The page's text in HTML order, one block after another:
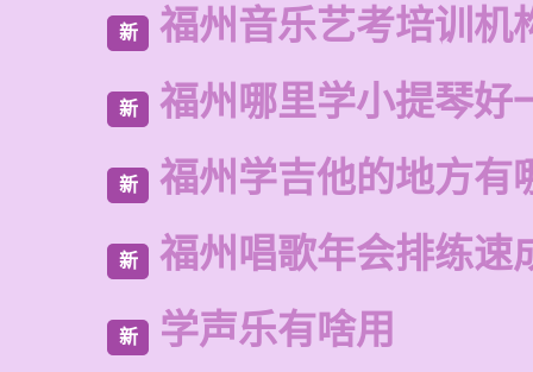
新 福州音乐艺考培训机
新 福州哪里学小提琴好
新 福州学吉他的地方有
新 福州唱歌年会排练速
新 学声乐有啥用